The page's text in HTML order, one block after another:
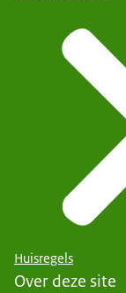
Huisregels
Over deze site